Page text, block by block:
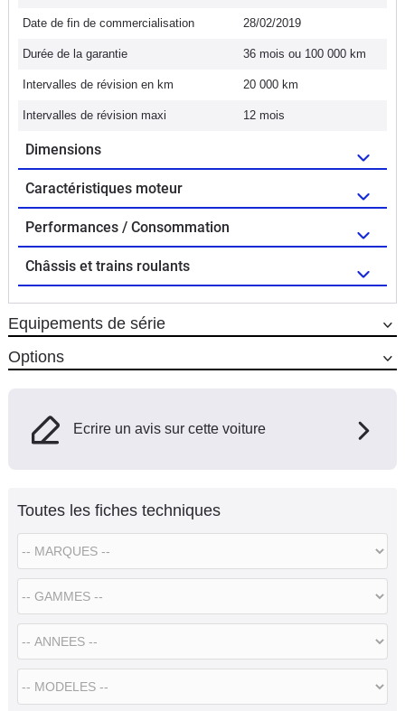
Date de fin de commercialisation 28/02/2019
Durée de la garantie 36 mois ou 100 000 km
Intervalles de révision en km 20 000 km
Intervalles de révision maxi 12 mois
Dimensions
Caractéristiques moteur
Performances / Consommation
Châssis et trains roulants
Equipements de série
Options
Ecrire un avis sur cette voiture
Toutes les fiches techniques